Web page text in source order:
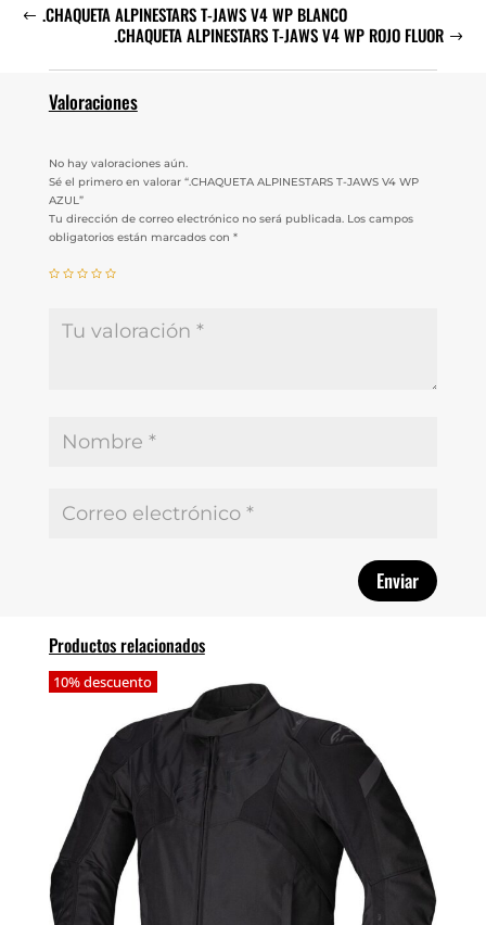
.CHAQUETA ALPINESTARS T-JAWS V4 WP BLANCO
.CHAQUETA ALPINESTARS T-JAWS V4 WP ROJO FLUOR
Valoraciones
No hay valoraciones aún.
Sé el primero en valorar “.CHAQUETA ALPINESTARS T-JAWS V4 WP
AZUL”
Tu dirección de correo electrónico no será publicada. Los campos
obligatorios están marcados con *
Productos relacionados
10% descuento